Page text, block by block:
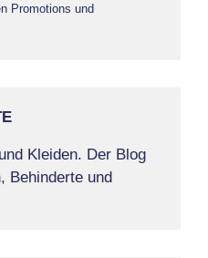
Promotions und
Kleiden. Der Blog
Behinderte und